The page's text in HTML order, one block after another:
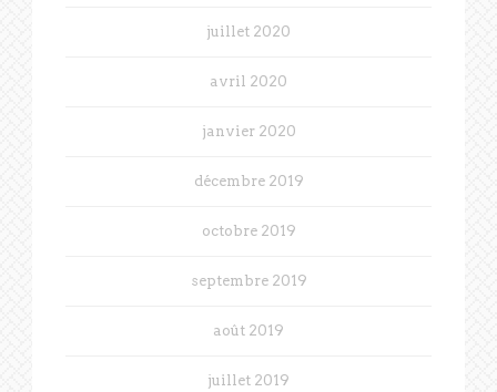
juillet 2020
avril 2020
janvier 2020
décembre 2019
octobre 2019
septembre 2019
août 2019
juillet 2019